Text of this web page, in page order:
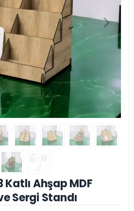
Ahşap MDF
Sergi Standı